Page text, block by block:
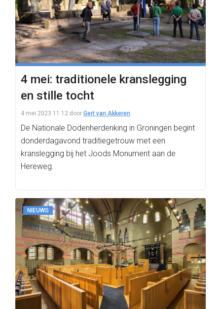
4 mei: traditionele kranslegging
en stille tocht
4 mei 2023 11:12 door Gert van Akkeren
De Nationale Dodenherdenking in Groningen begint
donderdagavond traditiegetrouw met een
kranslegging bij het Joods Monument aan de
Hereweg.
NIEUWS